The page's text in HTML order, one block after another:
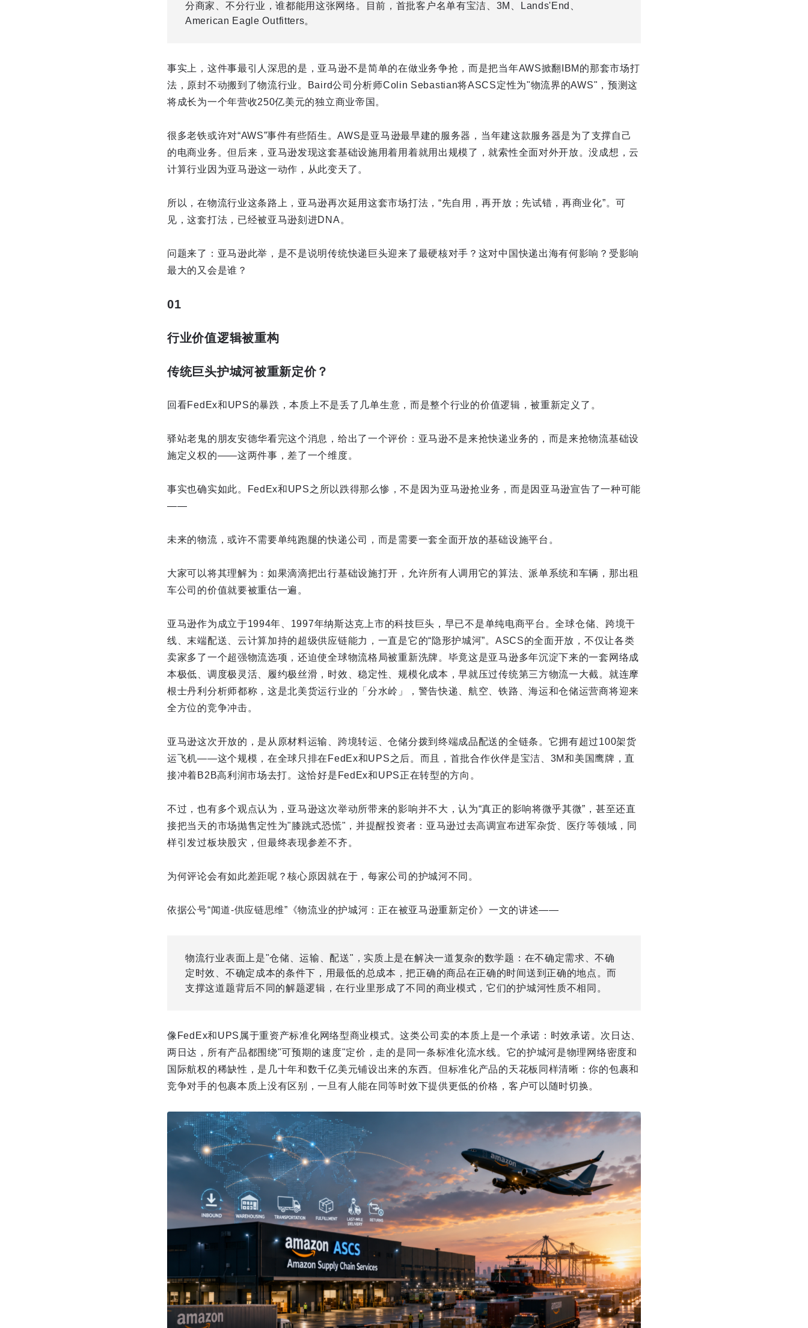
分商家、不分行业，谁都能用这张网络。目前，首批客户名单有宝洁、3M、Lands'End、
American Eagle Outfitters。
事实上，这件事最引人深思的是，亚马逊不是简单的在做业务争抢，而是把当年AWS掀翻IBM的那套市场打
法，原封不动搬到了物流行业。Baird公司分析师Colin Sebastian将ASCS定性为"物流界的AWS"，预测这
将成长为一个年营收250亿美元的独立商业帝国。
很多老铁或许对“AWS”事件有些陌生。AWS是亚马逊最早建的服务器，当年建这款服务器是为了支撑自己
的电商业务。但后来，亚马逊发现这套基础设施用着用着就用出规模了，就索性全面对外开放。没成想，云
计算行业因为亚马逊这一动作，从此变天了。
所以，在物流行业这条路上，亚马逊再次延用这套市场打法，“先自用，再开放；先试错，再商业化”。可
见，这套打法，已经被亚马逊刻进DNA。
问题来了：亚马逊此举，是不是说明传统快递巨头迎来了最硬核对手？这对中国快递出海有何影响？受影响
最大的又会是谁？
01
行业价值逻辑被重构
传统巨头护城河被重新定价？
回看FedEx和UPS的暴跌，本质上不是丢了几单生意，而是整个行业的价值逻辑，被重新定义了。
驿站老鬼的朋友安德华看完这个消息，给出了一个评价：亚马逊不是来抢快递业务的，而是来抢物流基础设
施定义权的——这两件事，差了一个维度。
事实也确实如此。FedEx和UPS之所以跌得那么惨，不是因为亚马逊抢业务，而是因亚马逊宣告了一种可能
——
未来的物流，或许不需要单纯跑腿的快递公司，而是需要一套全面开放的基础设施平台。
大家可以将其理解为：如果滴滴把出行基础设施打开，允许所有人调用它的算法、派单系统和车辆，那出租
车公司的价值就要被重估一遍。
亚马逊作为成立于1994年、1997年纳斯达克上市的科技巨头，早已不是单纯电商平台。全球仓储、跨境干
线、末端配送、云计算加持的超级供应链能力，一直是它的“隐形护城河”。ASCS的全面开放，不仅让各类
卖家多了一个超强物流选项，还迫使全球物流格局被重新洗牌。毕竟这是亚马逊多年沉淀下来的一套网络成
本极低、调度极灵活、履约极丝滑，时效、稳定性、规模化成本，早就压过传统第三方物流一大截。就连摩
根士丹利分析师都称，这是北美货运行业的「分水岭」，警告快递、航空、铁路、海运和仓储运营商将迎来
全方位的竞争冲击。
亚马逊这次开放的，是从原材料运输、跨境转运、仓储分拨到终端成品配送的全链条。它拥有超过100架货
运飞机——这个规模，在全球只排在FedEx和UPS之后。而且，首批合作伙伴是宝洁、3M和美国鹰牌，直
接冲着B2B高利润市场去打。这恰好是FedEx和UPS正在转型的方向。
不过，也有多个观点认为，亚马逊这次举动所带来的影响并不大，认为“真正的影响将微乎其微”，甚至还直
接把当天的市场抛售定性为"膝跳式恐慌"，并提醒投资者：亚马逊过去高调宣布进军杂货、医疗等领域，同
样引发过板块股灾，但最终表现参差不齐。
为何评论会有如此差距呢？核心原因就在于，每家公司的护城河不同。
依据公号“闻道-供应链思维”《物流业的护城河：正在被亚马逊重新定价》一文的讲述——
物流行业表面上是"仓储、运输、配送"，实质上是在解决一道复杂的数学题：在不确定需求、不确
定时效、不确定成本的条件下，用最低的总成本，把正确的商品在正确的时间送到正确的地点。而
支撑这道题背后不同的解题逻辑，在行业里形成了不同的商业模式，它们的护城河性质不相同。
像FedEx和UPS属于重资产标准化网络型商业模式。这类公司卖的本质上是一个承诺：时效承诺。次日达、
两日达，所有产品都围绕"可预期的速度"定价，走的是同一条标准化流水线。它的护城河是物理网络密度和
国际航权的稀缺性，是几十年和数千亿美元铺设出来的东西。但标准化产品的天花板同样清晰：你的包裹和
竞争对手的包裹本质上没有区别，一旦有人能在同等时效下提供更低的价格，客户可以随时切换。